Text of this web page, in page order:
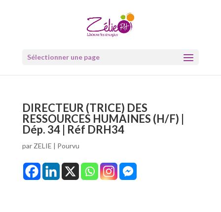
Sélectionner une page
DIRECTEUR (TRICE) DES
RESSOURCES HUMAINES (H/F) |
Dép. 34 | Réf DRH34
par ZELIE | Pourvu